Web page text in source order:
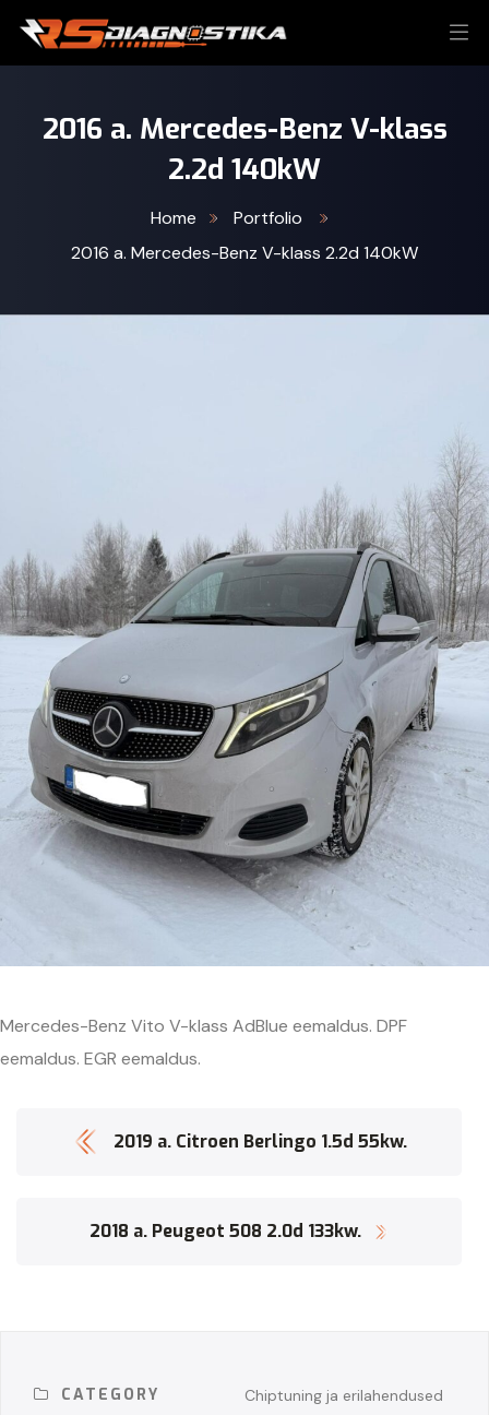
2016 a. Mercedes-Benz V-klass
2.2d 140kW
Home
Portfolio
2016 a. Mercedes-Benz V-klass 2.2d 140kW
Mercedes-Benz Vito V-klass AdBlue eemaldus. DPF
eemaldus. EGR eemaldus.
2019 a. Citroen Berlingo 1.5d 55kw.
2018 a. Peugeot 508 2.0d 133kw.
CATEGORY Chiptuning ja erilahendused